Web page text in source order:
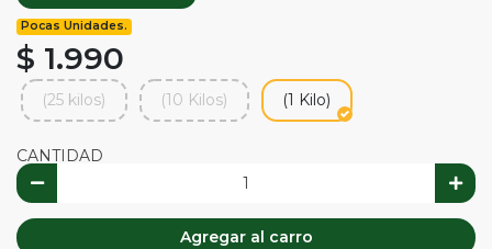
Pocas Unidades.
$ 1.990
(25 kilos) (10 Kilos) (1 Kilo)
CANTIDAD
Agregar al carro